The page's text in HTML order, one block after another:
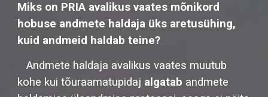
Miks on PRIA avalikus vaates mõnikord
hobuse andmete haldaja üks aretusühing,
kuid andmeid haldab teine?
Andmete haldaja avalikus vaates muutub
kohe kui tõuraamatupidaj algatab andmete